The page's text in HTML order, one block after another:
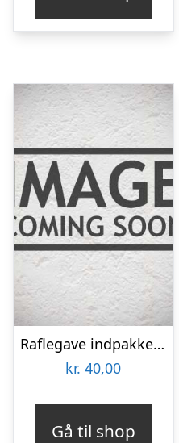
Raflegave indpakket – Kr. 40,-
kr. 40,00
Gå til shop